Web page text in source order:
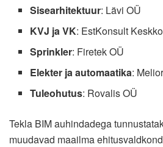
Sisearhitektuur: Lävi OÜ
KVJ ja VK: EstKonsult
Sprinkler: Firetek OÜ
Elekter ja automaatika:
Tuleohutus: Rovalis OÜ
Tekla BIM auhindadega
muudavad maailma